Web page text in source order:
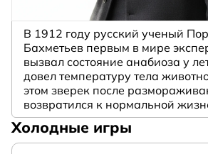
В 1912 году русский ученый
Бахметьев первым в мире
вызвал состояние анабиоза у
довел температуру тела
этом зверек после
возвратился к нормальной
Холодные игры